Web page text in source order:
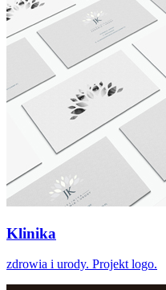
Klinika
zdrowia i urody. Projekt logo.